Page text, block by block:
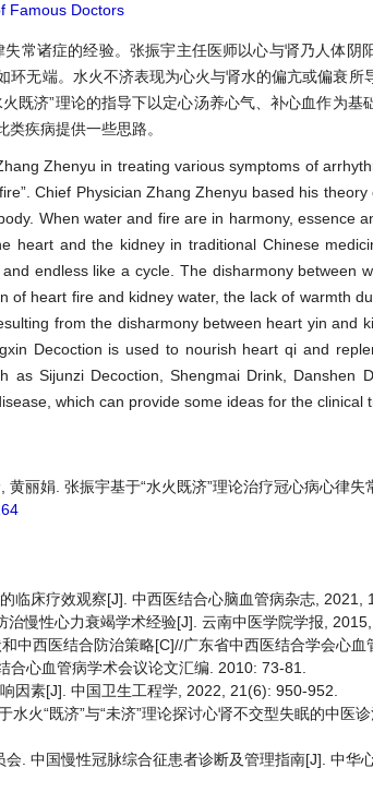
Famous Doctors
常诸症的经验。张振宇主任医师以心与肾乃人体阴
无端。水火不济表现为心火与肾水的偏亢或偏衰所
既济”理论的指导下以定心汤养心气、补心血作为基
疾病提供一些思路。
Zhenyu in treating various symptoms of
Chief Physician Zhang Zhenyu based his
When water and fire are in harmony, essence
heart and the kidney in traditional Chinese
endless like a cycle. The disharmony between
heart fire and kidney water, the lack of warmth
from the disharmony between heart yin and
Decoction is used to nourish heart qi and
Sijunzi Decoction, Shengmai Drink, Danshen
which can provide some ideas for the clinical
丽娟. 张振宇基于“水火既济”理论治疗冠心病心律失
临床疗效观察[J]. 中西医结合心脑血管病杂志, 2021,
慢性心力衰竭学术经验[J]. 云南中医学院学报,
中西医结合防治策略[C]//广东省中西医结合学会心
心血管病学术会议论文汇编. 2010: 73-81.
因素[J]. 中国卫生工程学, 2022, 21(6): 950-952.
火“既济”与“未济”理论探讨心肾不交型失眠的中医
. 中国慢性冠脉综合征患者诊断及管理指南[J]. 中华